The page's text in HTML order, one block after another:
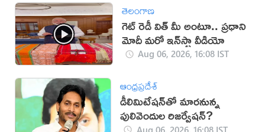
తెలంగాణ
గెట్ రెడీ విత్ మీ అంటూ.. ప్రధాని
మోదీ మరో ఇన్‌స్టా వీడియో
Aug 06, 2026, 16:08 IST
ఆంధ్రప్రదేశ్
డీలిమిటేషన్‌తో మారనున్న
పులివెందుల రిజర్వేషన్?
Aug 06, 2026, 16:08 IST